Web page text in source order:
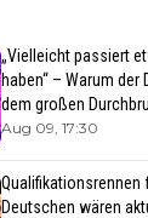
„Vielleicht passiert
haben“ – Warum
dem großen
Aug 09, 17:30
Qualifikationsrennen
Deutschen wären